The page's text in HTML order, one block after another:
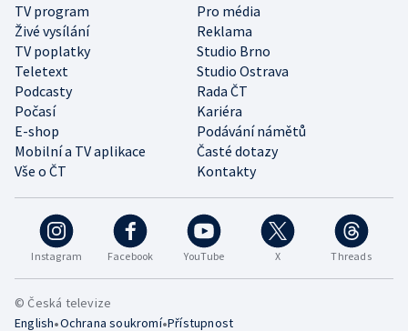
Instagram Facebook YouTube X Threads
TV program
Pro média
Živé vysílání
Reklama
TV poplatky
Studio Brno
Teletext
Studio Ostrava
Podcasty
Rada ČT
Počasí
Kariéra
E-shop
Podávání námětů
Mobilní a TV aplikace
Časté dotazy
Vše o ČT
Kontakty
© Česká televize
English•Ochrana soukromí•Přístupnost